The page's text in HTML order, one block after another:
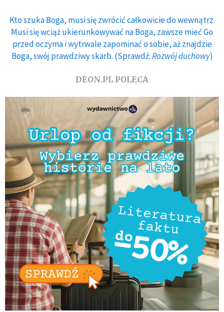
Kto szuka Boga, musi się zwrócić całkowicie do wewnątrz.
Musi się wciąż ukierunkowywać na Boga, zawsze mieć Go
przed oczyma i wytrwale zapominać o sobie, aż znajdzie
Boga, swój prawdziwy skarb. (Sprawdź:Rozwój duchowy)
DEON.PL POLECA